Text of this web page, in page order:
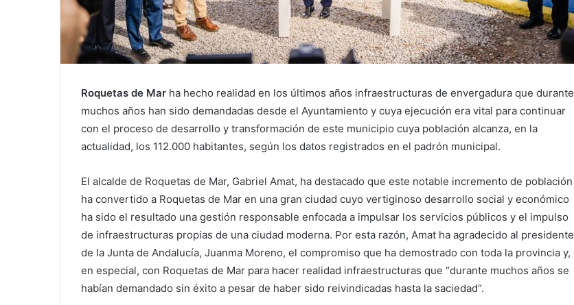
Roquetas de Mar ha hecho realidad en los últimos años infraestructuras de envergadura que durante
muchos años han sido demandadas desde el Ayuntamiento y cuya ejecución era vital para continuar
con el proceso de desarrollo y transformación de este municipio cuya población alcanza, en la
actualidad, los 112.000 habitantes, según los datos registrados en el padrón municipal.
El alcalde de Roquetas de Mar, Gabriel Amat, ha destacado que este notable incremento de población
ha convertido a Roquetas de Mar en una gran ciudad cuyo vertiginoso desarrollo social y económico
ha sido el resultado una gestión responsable enfocada a impulsar los servicios públicos y el impulso
de infraestructuras propias de una ciudad moderna. Por esta razón, Amat ha agradecido al presidente
de la Junta de Andalucía, Juanma Moreno, el compromiso que ha demostrado con toda la provincia y,
en especial, con Roquetas de Mar para hacer realidad infraestructuras que “durante muchos años se
habían demandado sin éxito a pesar de haber sido reivindicadas hasta la saciedad”.